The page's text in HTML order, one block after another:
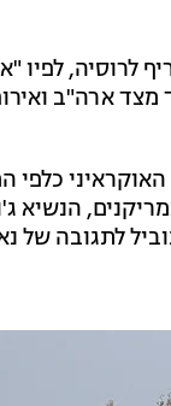
לרוסיה, לפיו
מצד ארה"ב
כלפי
הנשיא
לתגובה של